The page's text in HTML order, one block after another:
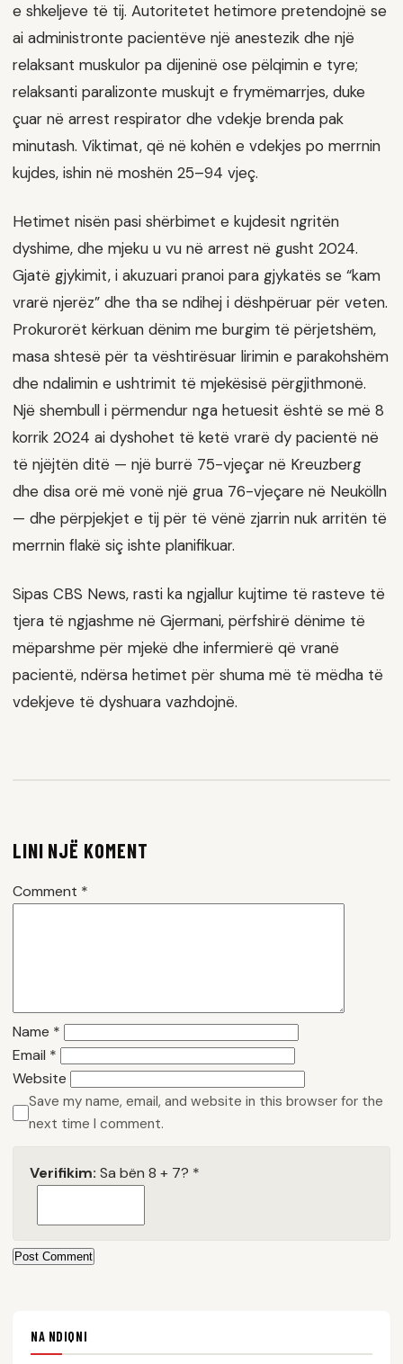
e shkeljeve të tij. Autoritetet hetimore pretendojnë se
ai administronte pacientëve një anestezik dhe një
relaksant muskulor pa dijeninë ose pëlqimin e tyre;
relaksanti paralizonte muskujt e frymëmarrjes, duke
çuar në arrest respirator dhe vdekje brenda pak
minutash. Viktimat, që në kohën e vdekjes po merrnin
kujdes, ishin në moshën 25–94 vjeç.
Hetimet nisën pasi shërbimet e kujdesit ngritën
dyshime, dhe mjeku u vu në arrest në gusht 2024.
Gjatë gjykimit, i akuzuari pranoi para gjykatës se “kam
vrarë njerëz” dhe tha se ndihej i dëshpëruar për veten.
Prokurorët kërkuan dënim me burgim të përjetshëm,
masa shtesë për ta vështirësuar lirimin e parakohshëm
dhe ndalimin e ushtrimit të mjekësisë përgjithmonë.
Një shembull i përmendur nga hetuesit është se më 8
korrik 2024 ai dyshohet të ketë vrarë dy pacientë në
të njëjtën ditë — një burrë 75-vjeçar në Kreuzberg
dhe disa orë më vonë një grua 76-vjeçare në Neukölln
— dhe përpjekjet e tij për të vënë zjarrin nuk arritën të
merrnin flakë siç ishte planifikuar.
Sipas CBS News, rasti ka ngjallur kujtime të rasteve të
tjera të ngjashme në Gjermani, përfshirë dënime të
mëparshme për mjekë dhe infermierë që vranë
pacientë, ndërsa hetimet për shuma më të mëdha të
vdekjeve të dyshuara vazhdojnë.
LINI NJË KOMENT
Comment *
Name *
Email *
Website
Save my name, email, and website in this browser for the
next time I comment.
Verifikim: Sa bën 8 + 7? *
Post Comment
NA NDIQNI